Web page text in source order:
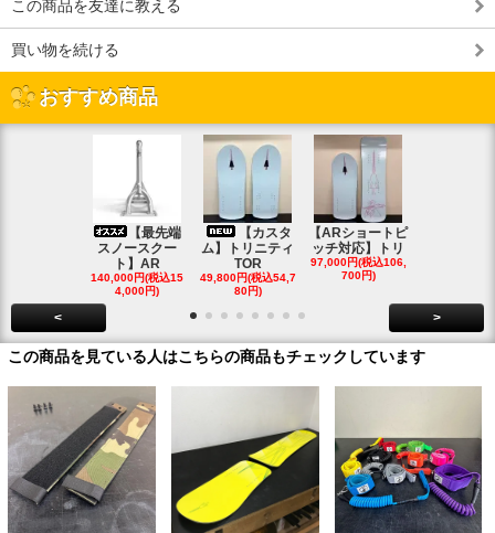
この商品を友達に教える
買い物を続ける
おすすめ商品
【最先端
スノースクー
ト】AR
140,000円(税込15
4,000円)
【カスタ
ム】トリニティ
TOR
49,800円(税込54,7
80円)
【ARショートピ
ッチ対応】トリ
97,000円(税込106,
700円)
< >
この商品を見ている人はこちらの商品もチェックしています